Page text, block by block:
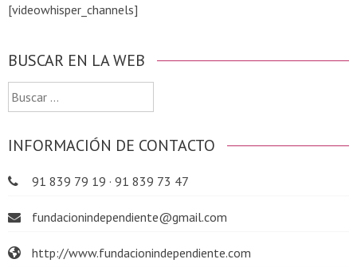
[videowhisper_channels]
BUSCAR EN LA WEB
Buscar:
INFORMACIÓN DE CONTACTO
91 839 79 19 · 91 839 73 47
fundacionindependiente@gmail.com
http://www.fundacionindependiente.com